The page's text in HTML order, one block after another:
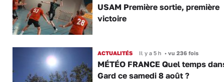
USAM Première sortie, première
victoire
ACTUALITÉS Il y a 5 h •vu 236 fois
MÉTÉO FRANCE Quel temps
Gard ce samedi 8 août ?